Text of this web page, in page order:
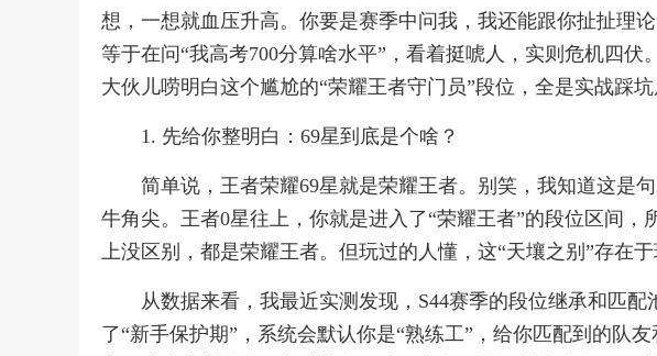
想，一想就血压升高。你要是赛季中问我，我还能跟你扯扯
等于在问“我高考700分算啥水平”，看着挺唬人，实则危机四伏
大伙儿唠明白这个尴尬的“荣耀王者守门员”段位，全是实战踩坑
1. 先给你整明白：69星到底是个啥？
简单说，王者荣耀69星就是荣耀王者。别笑，我知道这是
牛角尖。王者0星往上，你就是进入了“荣耀王者”的段位区间，
上没区别，都是荣耀王者。但玩过的人懂，这“天壤之别”存在
从数据来看，我最近实测发现，S44赛季的段位继承和匹
了“新手保护期”，系统会默认你是“熟练工”，给你匹配到的队